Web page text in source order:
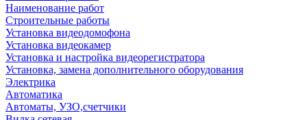
Наименование работ
Строительные работы
Установка видеодомофона
Установка видеокамер
Установка и настройка видеорегистратора
Установка, замена дополнительного оборудования
Электрика
Автоматика
Автоматы, УЗО,счетчики